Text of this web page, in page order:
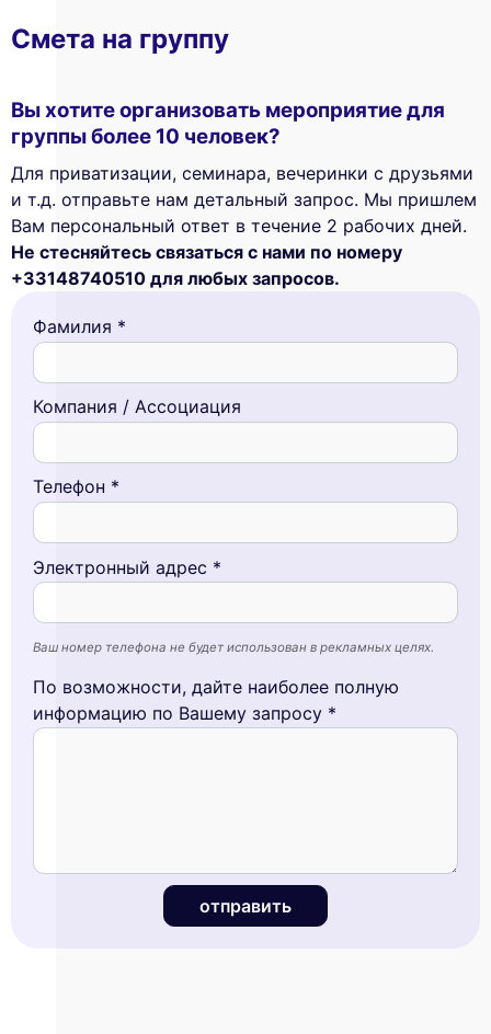
Смета на группу
Вы хотите организовать мероприятие для
группы более 10 человек?
Для приватизации, семинара, вечеринки с друзьями
и т.д. отправьте нам детальный запрос. Мы пришлем
Вам персональный ответ в течение 2 рабочих дней.
Не стесняйтесь связаться с нами по номеру
+33148740510 для любых запросов.
Фамилия *
Компания / Ассоциация
Телефон *
Электронный адрес *
Ваш номер телефона не будет использован в рекламных целях.
По возможности, дайте наиболее полную
информацию по Вашему запросу *
отправить